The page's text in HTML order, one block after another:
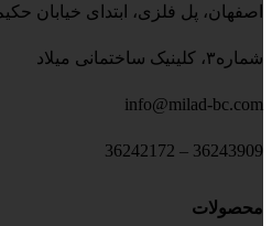
اصفهان، پل فلزی، ابتدای خیابان
شماره۳، کلینیک ساختمانی میلاد
info@milad-bc.com
36243909 – 36242172
محصولات